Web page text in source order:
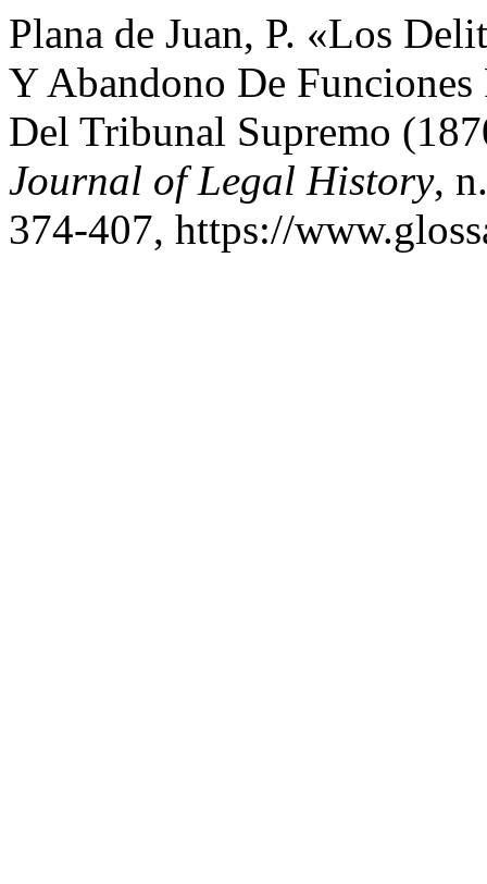
Plana de Juan, P. «Los
Y Abandono De
Del Tribunal Supremo
Journal of Legal History,
374-407, https://